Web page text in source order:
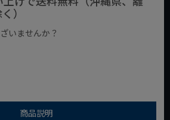
）
いませんか？
商品説明